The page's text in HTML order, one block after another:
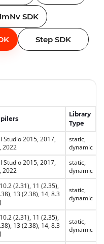
SDK
Step SDK
Library
Type
Studio 2015, 2017,
2022
static,
dynamic
Studio 2015, 2017,
2022
static,
dynamic
(2.31), 11 (2.35),
13 (2.38), 14, 8.3
static,
dynamic
(2.31), 11 (2.35),
13 (2.38), 14, 8.3
static,
dynamic